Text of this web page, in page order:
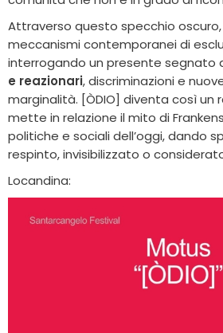
Attraverso questo specchio
meccanismi contemporanei di
interrogando un presente segnato
e reazionari, discriminazioni e
marginalità. [ÒDIO] diventa così un
mette in relazione il mito di
politiche e sociali dell’oggi, dando
respinto, invisibilizzato o
Locandina: